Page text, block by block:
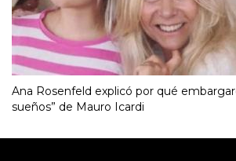
Ana Rosenfeld explicó por qué
sueños” de Mauro Icardi